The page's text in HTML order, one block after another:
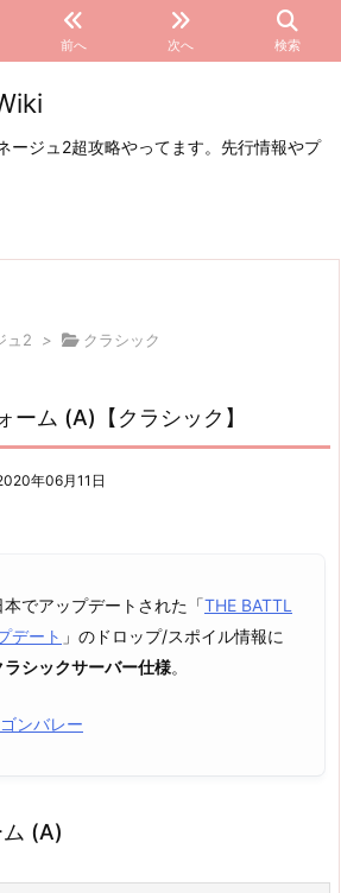
前へ 次へ 検索
ージュ2超攻略やってます。先行情報やプ
ュ2 > クラシック
ーム (A)【クラシック】
年06月11日
本でアップデートされた「THE BATTL
デート 」のドロップ/スポイル情報に
ラシックサーバー仕様。
ゴンバレー
(A)